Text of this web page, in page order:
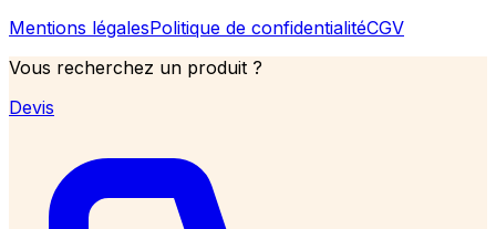
Mentions légalesPolitique de confidentialitéCGV
Vous recherchez un produit ?
Devis